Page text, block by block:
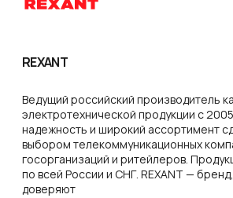
REXANT
Ведущий российский производитель
электротехнической продукции с
надежность и широкий ассортимент
выбором телекоммуникационных
госорганизаций и ритейлеров.
по всей России и СНГ. REXANT —
доверяют